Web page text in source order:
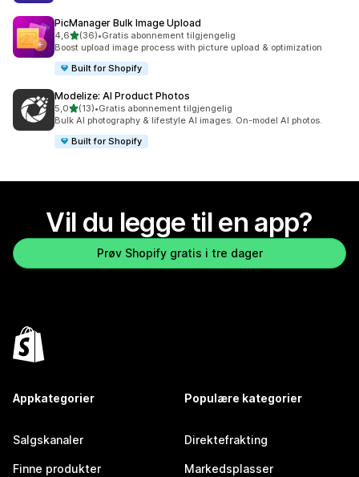
PicManager Bulk Image Upload
4,6av 5 stjerner
(36)
Totalt 36 omtaler
•Gratis abonnement tilgjengelig
Boost upload image process with picture upload & optimization
Built for Shopify
Modelize: AI Product Photos
5,0av 5 stjerner
(13)
Totalt 13 omtaler
•Gratis abonnement tilgjengelig
Bulk AI photography & lifestyle AI images. On-model AI photos.
Built for Shopify
Vil du legge til en app?
Prøv Shopify gratis i tre dager
Appkategorier
Salgskanaler
Finne produkter
Populære kategorier
Direktefrakting
Markedsplasser